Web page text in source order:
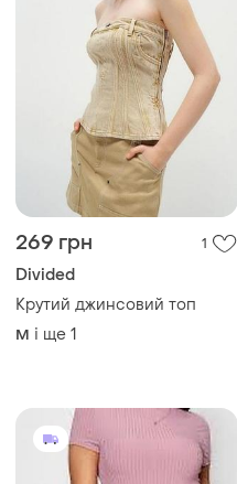
269 грн 1
Divided
Крутий джинсовий топ
M і ще 1